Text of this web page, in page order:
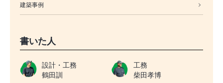
建築事例
書いた人
設計・工務
鶴田訓
工務
柴田孝博